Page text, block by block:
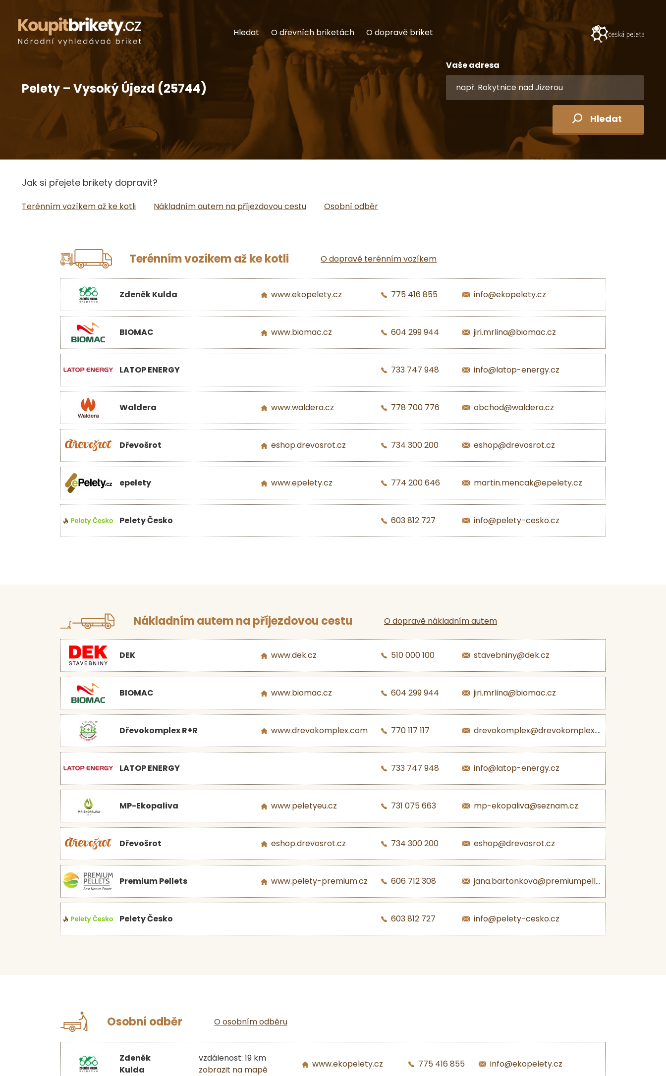
Hledat O dřevních briketách O dopravě briket
Pelety – Vysoký Újezd (25744)
Vaše adresa
Hledat
Jak si přejete brikety dopravit?
Terénním vozíkem až ke kotli Nákladním autem na příjezdovou cestu Osobní odběr
Terénním vozíkem až ke kotli O dopravě terénním vozíkem
Zdeněk Kulda www.ekopelety.cz 775 416 855 info@ekopelety.cz
BIOMAC www.biomac.cz 604 299 944 jiri.mrlina@biomac.cz
LATOP ENERGY 733 747 948 info@latop-energy.cz
Waldera www.waldera.cz 778 700 776 obchod@waldera.cz
Dřevošrot eshop.drevosrot.cz 734 300 200 eshop@drevosrot.cz
epelety www.epelety.cz 774 200 646 martin.mencak@epelety.cz
Pelety Česko 603 812 727 info@pelety-cesko.cz
Nákladním autem na příjezdovou cestu O dopravě nákladním autem
DEK www.dek.cz 510 000 100 stavebniny@dek.cz
BIOMAC www.biomac.cz 604 299 944 jiri.mrlina@biomac.cz
Dřevokomplex R+R www.drevokomplex.com 770 117 117 drevokomplex@drevokomplex.com
LATOP ENERGY 733 747 948 info@latop-energy.cz
MP-Ekopaliva www.peletyeu.cz 731 075 663 mp-ekopaliva@seznam.cz
Dřevošrot eshop.drevosrot.cz 734 300 200 eshop@drevosrot.cz
Premium Pellets www.pelety-premium.cz 606 712 308 jana.bartonkova@premiumpellets.cz
Pelety Česko 603 812 727 info@pelety-cesko.cz
Osobní odběr O osobním odběru
Zdeněk
Kulda
vzdálenost: 19 km
zobrazit na mapě
www.ekopelety.cz 775 416 855 info@ekopelety.cz